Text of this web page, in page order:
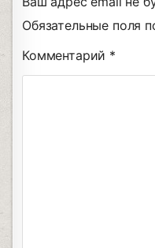
Обязательные поля
Комментарий *